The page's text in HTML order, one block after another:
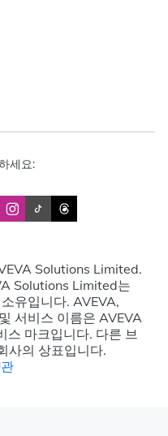
세요:
Solutions Limited.
Solutions Limited는
유입니다. AVEVA,
서비스 이름은 AVEVA
마크입니다. 다른 브
사의 상표입니다.